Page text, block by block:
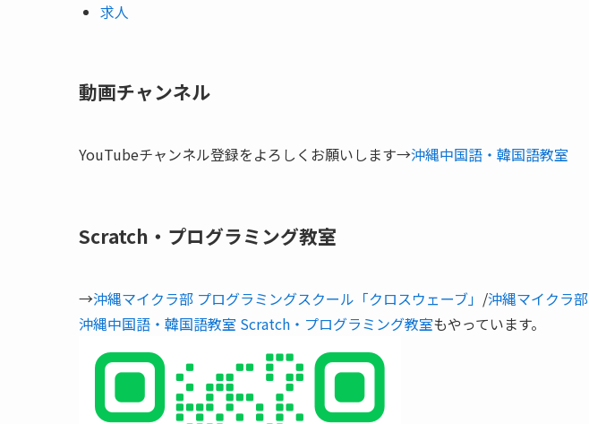
求人
動画チャンネル
YouTubeチャンネル登録をよろしくお願いします→沖縄中国語・韓国語教室
Scratch・プログラミング教室
→沖縄マイクラ部 プログラミングスクール「クロスウェーブ」 /沖縄マイクラ部
沖縄中国語・韓国語教室 Scratch・プログラミング教室もやっています。